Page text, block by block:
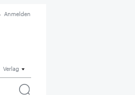
Anmelden
Verlag